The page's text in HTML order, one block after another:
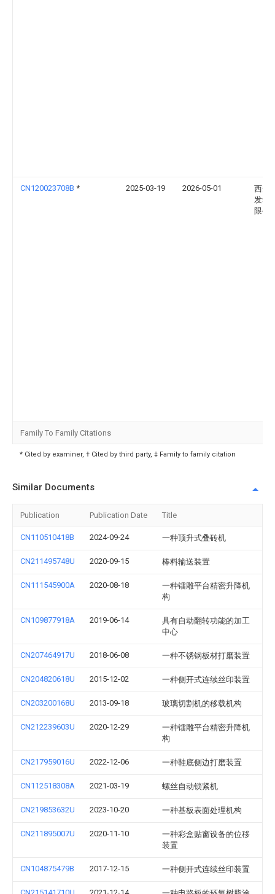
CN120023708B * 2025-03-19 2026-05-01
西安
发动
限公
Family To Family Citations
* Cited by examiner, † Cited by third party, ‡ Family to family citation
Similar Documents
Publication Publication Date Title
CN110510418B 2024-09-24 一种顶升式叠砖机
CN211495748U 2020-09-15 棒料输送装置
CN111545900A 2020-08-18
一种镭雕平台精密升降机
构
CN109877918A 2019-06-14
具有自动翻转功能的加工
中心
CN207464917U 2018-06-08 一种不锈钢板材打磨装置
CN204820618U 2015-12-02 一种侧开式连续丝印装置
CN203200168U 2013-09-18 玻璃切割机的移载机构
CN212239603U 2020-12-29
一种镭雕平台精密升降机
构
CN217959016U 2022-12-06 一种鞋底侧边打磨装置
CN112518308A 2021-03-19 螺丝自动锁紧机
CN219853632U 2023-10-20 一种基板表面处理机构
CN211895007U 2020-11-10
一种彩盒贴窗设备的位移
装置
CN104875479B 2017-12-15 一种侧开式连续丝印装置